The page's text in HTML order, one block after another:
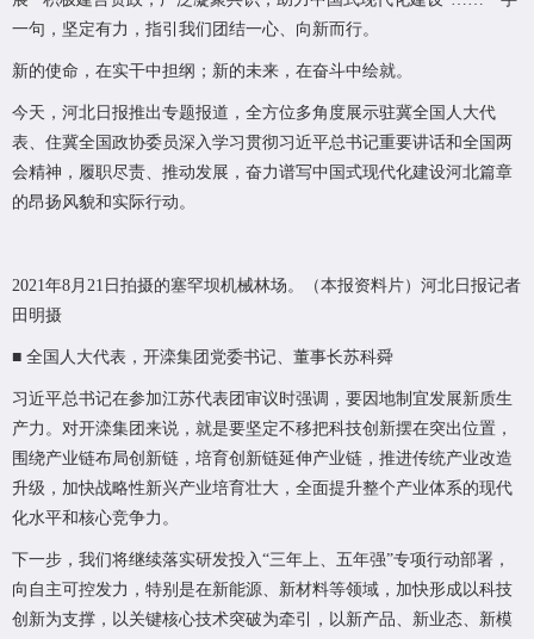
一句，坚定有力，指引我们团结一心、向新而行。
新的使命，在实干中担纲；新的未来，在奋斗中绘就。
今天，河北日报推出专题报道，全方位多角度展示驻冀全国人大代
表、住冀全国政协委员深入学习贯彻习近平总书记重要讲话和全国两
会精神，履职尽责、推动发展，奋力谱写中国式现代化建设河北篇章
的昂扬风貌和实际行动。
2021年8月21日拍摄的塞罕坝机械林场。（本报资料片）河北日报记者
田明摄
■ 全国人大代表，开滦集团党委书记、董事长苏科舜
习近平总书记在参加江苏代表团审议时强调，要因地制宜发展新质生
产力。对开滦集团来说，就是要坚定不移把科技创新摆在突出位置，
围绕产业链布局创新链，培育创新链延伸产业链，推进传统产业改造
升级，加快战略性新兴产业培育壮大，全面提升整个产业体系的现代
化水平和核心竞争力。
下一步，我们将继续落实研发投入“三年上、五年强”专项行动部署，
向自主可控发力，特别是在新能源、新材料等领域，加快形成以科技
创新为支撑，以关键核心技术突破为牵引，以新产品、新业态、新模